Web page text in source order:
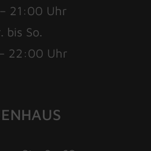
21:00 Uhr
bis So.
22:00 Uhr